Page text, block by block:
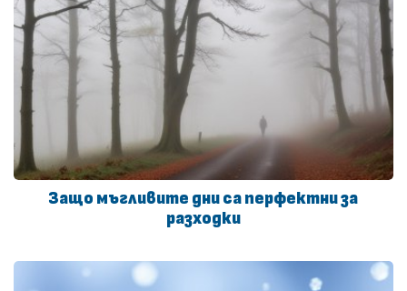
Защо мъгливите дни са перфектни за
разходки